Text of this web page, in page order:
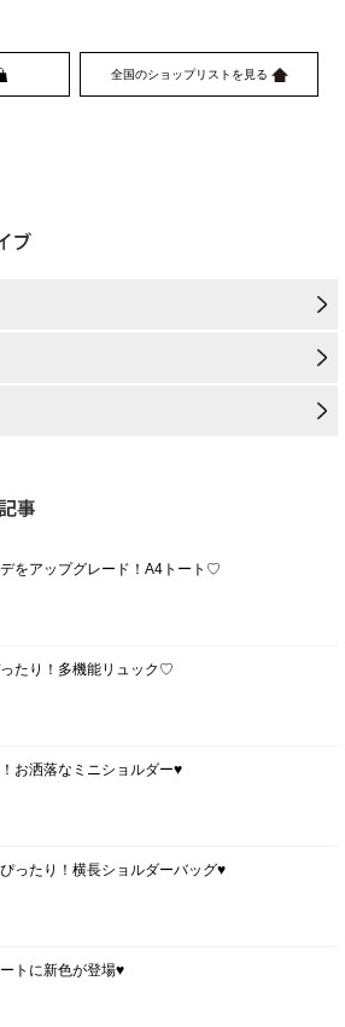
全国のショップリストを見る
をアップグレード！A4トート♡
たり！多機能リュック♡
お洒落なミニショルダー♥
ったり！横長ショルダーバッグ♥
トに新色が登場♥